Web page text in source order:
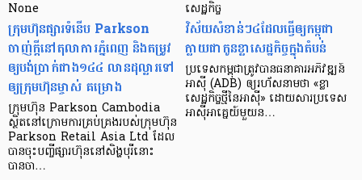
None
ក្រុមហ៊ុនផ្សារទំនើប Parkson
ចាញ់ក្ដីនៅតុលាការភ្នំពេញ និងតម្រូវ
ឲ្យបង់ប្រាក់ជាង១៤៤ លានដុល្លារទៅ
ឲ្យក្រុមហ៊ុនម្ចាស់ គម្រោង
ក្រុមហ៊ុន Parkson Cambodia
ស្ថិតនៅក្រោមការគ្រប់គ្រងរបស់ក្រុមហ៊ុន
Parkson Retail Asia Ltd ដែល
បានចុះបញ្ចីផ្សារហ៊ុននៅសិង្ហបុរីនោះ
បានចា…
សេដ្ឋកិច្ច​
វិស័យ​សំខាន់ៗ​៤​ដែល​ធ្វើ​ឲ្យ​កម្ពុជា​
ក្លាយ​ជា​កូន​ខ្លា​សេដ្ឋកិច្ច​ក្នុង​តំបន់
ប្រទេស​កម្ពុជា​ត្រូវ​បាន​ធនាគារ​អភិវឌ្ឍន៍​
អាស៊ី (ADB) ឲ្យ​រហ័ស​នាមថា «ខ្លា​
សេដ្ឋកិច្ច​ថ្មី​នៃ​អាស៊ី» ដោយសារ​ប្រទេស​
អាស៊ី​អាគ្នេយ៍​មួយ​ន…